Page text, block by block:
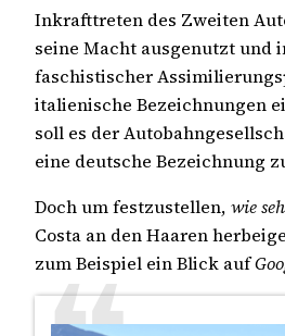
Inkrafttreten des Zweiten
seine Macht ausgenutzt und
faschistischer
italienische Bezeichnungen
soll es der
eine deutsche Bezeichnung
Doch um festzustellen, wie
Costa an den Haaren
zum Beispiel ein Blick auf